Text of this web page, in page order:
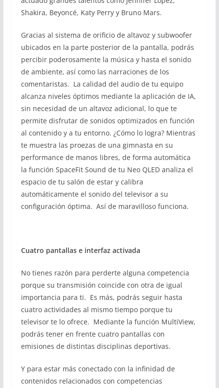
Shakira, Beyoncé, Katy Perry y Bruno Mars.
Gracias al sistema de orificio de altavoz y subwoofer
ubicados en la parte posterior de la pantalla, podrás
percibir poderosamente la música y hasta el sonido
de ambiente, así como las narraciones de los
comentaristas. La calidad del audio de tu equipo
alcanza niveles óptimos mediante la aplicación de IA,
sin necesidad de un altavoz adicional, lo que te
permite disfrutar de sonidos optimizados en función
al contenido y a tu entorno. ¿Cómo lo logra? Mientras
te muestra las proezas de una gimnasta en su
performance de manos libres, de forma automática
la función SpaceFit Sound de tu Neo QLED analiza el
espacio de tu salón de estar y calibra
automáticamente el sonido del televisor a su
configuración óptima. Así de maravilloso funciona.
Cuatro pantallas e interfaz activada
No tienes razón para perderte alguna competencia
porque su transmisión coincide con otra de igual
importancia para ti. Es más, podrás seguir hasta
cuatro actividades al mismo tiempo porque tu
televisor te lo ofrece. Mediante la función MultiView,
podrás tener en frente cuatro pantallas con
emisiones de distintas disciplinas deportivas.
Y para estar más conectado con la infinidad de
contenidos relacionados con competencias